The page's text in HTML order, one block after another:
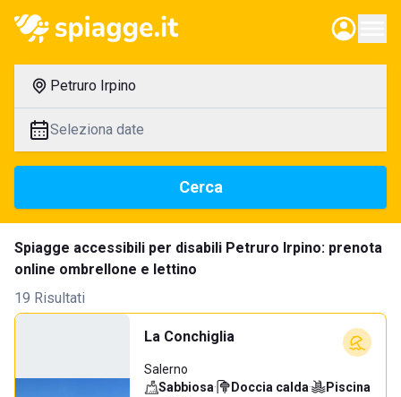
Petruro Irpino
Seleziona date
Cerca
Spiagge accessibili per disabili Petruro Irpino: prenota
online ombrellone e lettino
19 Risultati
La Conchiglia
Salerno
Sabbiosa· Doccia calda·
Piscina